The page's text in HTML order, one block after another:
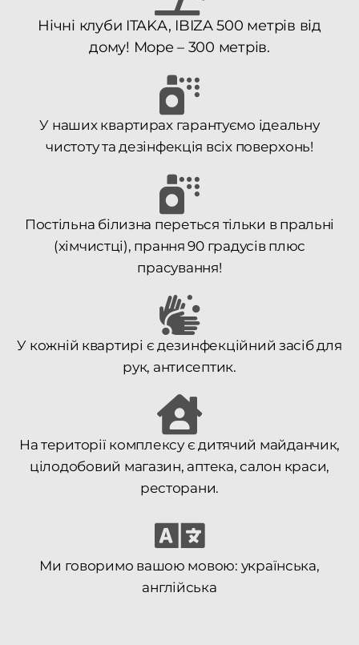
Нічні клуби ITAKA, IBIZA 500 метрів від
дому! Море – 300 метрів.
У наших квартирах гарантуємо ідеальну
чистоту та дезінфекція всіх поверхонь!
Постільна білизна переться тільки в пральні
(хімчистці), прання 90 градусів плюс
прасування!
У кожній квартирі є дезинфекційний засіб для
рук, антисептик.
На території комплексу є дитячий майданчик,
цілодобовий магазин, аптека, салон краси,
ресторани.
Ми говоримо вашою мовою: українська,
англійська